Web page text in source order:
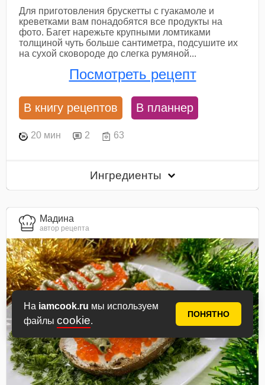
На iamcook.ru мы используем
файлы cookie.
ПОНЯТНО
Для приготовления брускетты с гуакамоле и
креветками вам понадобятся все продукты на
фото. Багет нарежьте крупными ломтиками
толщиной чуть больше сантиметра, подсушите их
на сухой сковороде до слегка румяной...
Посмотреть рецепт
В книгу рецептов В планнер
20 мин 2 63
Ингредиенты
Мадина
автор рецепта